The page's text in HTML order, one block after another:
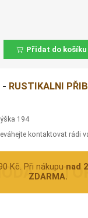
Přidat do košíku
- RUSTIKALNI
194
kontaktovat rádi
Kč. Při nákupu nad
ZDARMA.